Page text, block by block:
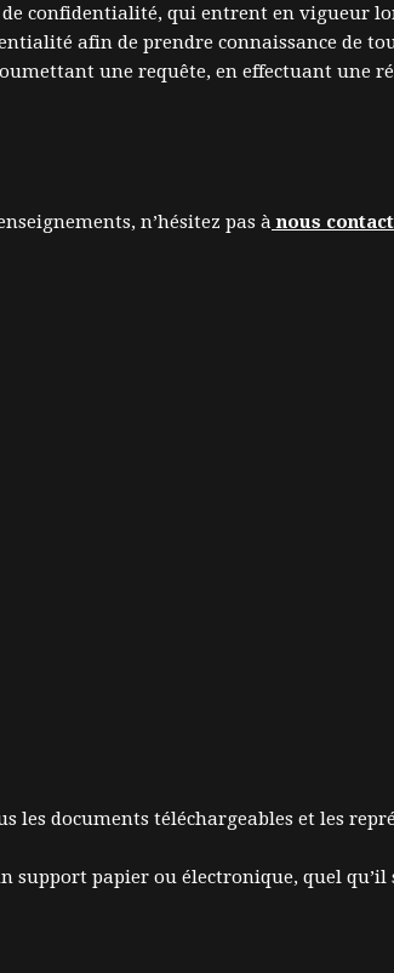
confidentialité, qui entrent en vigueur
afin de prendre connaissance de
une requête, en effectuant une
n’hésitez pas à nous
les documents téléchargeables et les
papier ou électronique, quel